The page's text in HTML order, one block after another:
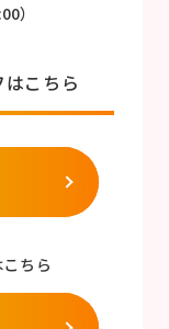
）
こちら
ちら